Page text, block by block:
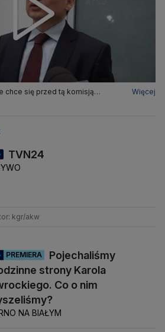
chce się przed tą komisją
bo on po prostu tam nie
Więcej
TVN24
kgr/akw
PREMIERA
Pojechaliśmy
strony Karola
Co o nim
NA BIAŁYM